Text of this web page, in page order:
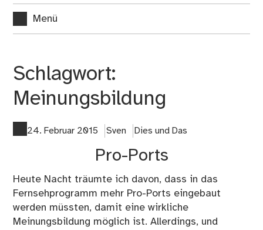
Menü
Schlagwort:
Meinungsbildung
24. Februar 2015 Sven Dies und Das
Pro-Ports
Heute Nacht träumte ich davon, dass in das
Fernsehprogramm mehr Pro-Ports eingebaut
werden müssten, damit eine wirkliche
Meinungsbildung möglich ist. Allerdings, und